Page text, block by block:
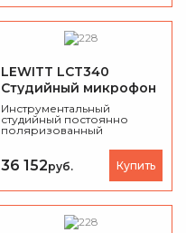
LEWITT LCT340
Студийный микрофон
Инструментальный
студийный постоянно
поляризованный
36 152руб. Купить